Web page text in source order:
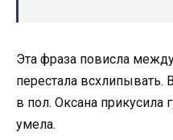
Эта фраза повисла
перестала всхлипывать.
в пол. Оксана прикусила
умела.